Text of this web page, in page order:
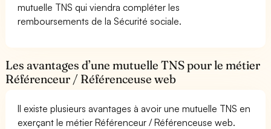
mutuelle TNS qui viendra compléter les
remboursements de la Sécurité sociale.
Les avantages d’une mutuelle TNS pour le métier
Référenceur / Référenceuse web
Il existe plusieurs avantages à avoir une mutuelle TNS en
exerçant le métier Référenceur / Référenceuse web.